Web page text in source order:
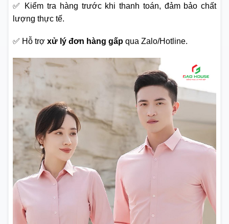
✅ Kiểm tra hàng trước khi thanh toán, đảm bảo chất
lượng thực tế.
✅ Hỗ trợ xử lý đơn hàng gấp qua Zalo/Hotline.